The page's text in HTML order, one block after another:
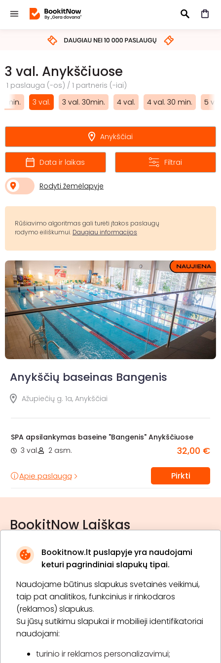
Bookitnow.lt puslapyje yra naudojami
keturi pagrindiniai slapukų tipai.
Naudojame būtinus slapukus svetainės veikimui,
taip pat analitikos, funkcinius ir rinkodaros
(reklamos) slapukus.
Su jūsų sutikimu slapukai ir mobilieji identifikatoriai
naudojami:
turinio ir reklamos personalizavimui;
IEŠKOTI
3 val. Anykščiuose
1 paslauga (-os) / 1 partneris (-iai)
min.
3 val. 3 val. 30min. 4 val. 4 val. 30 min. 5
Anykščiai
Data ir laikas Filtrai
Rodyti žemėlapyje
Rūšiavimo algoritmas gali turėti įtakos paslaugų
rodymo eiliškumui. Daugiau informacijos
Anykščių baseinas Bangenis
Ažupiečių g. 1a, Anykščiai
SPA apsilankymas baseine "Bangenis" Anykščiuose
3 val.
2 asm. 32,00 €
Apie paslaugą Pirkti
BookitNow Laiškas
* Susipažinau su privatumo politika
Prenumeruoti